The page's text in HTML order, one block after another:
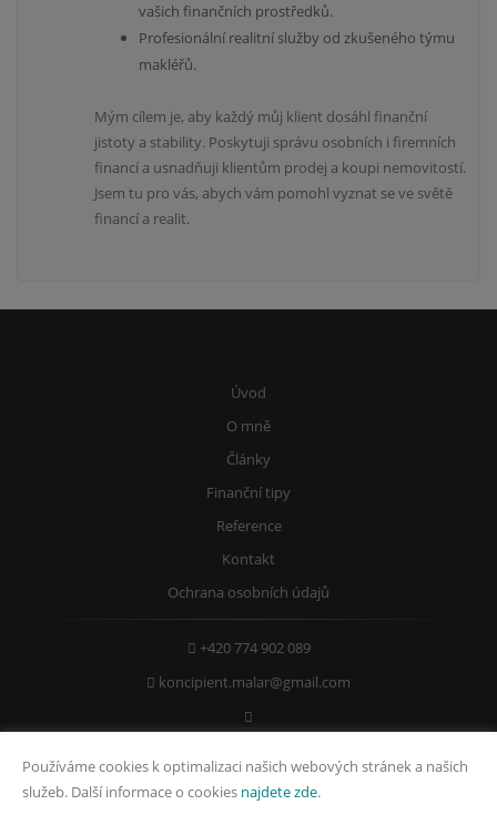
vašich finančních prostředků.
Profesionální realitní služby od zkušeného týmu
makléřů.
Mým cílem je, aby každý můj klient dosáhl finanční
jistoty a stability. Poskytuji správu osobních i firemních
financí a usnadňuji klientům prodej a koupi nemovitostí.
Jsem tu pro vás, abych vám pomohl vyznat se ve světě
financí a realit.
Úvod
O mně
Články
Finanční tipy
Reference
Kontakt
Ochrana osobních údajů
+420 774 902 089
koncipient.malar@gmail.com
IČO: 75806223
Používáme cookies k optimalizaci našich webových stránek a našich
služeb. Další informace o cookies najdete zde.